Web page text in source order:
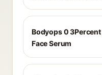
Bodyops 0
Face Serum